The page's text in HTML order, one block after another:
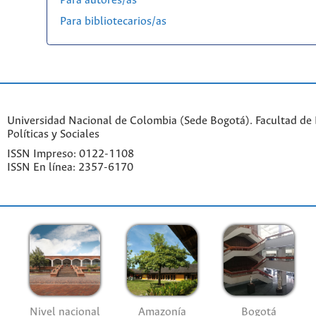
Para bibliotecarios/as
Universidad Nacional de Colombia (Sede Bogotá). Facultad de
Políticas y Sociales
ISSN Impreso: 0122-1108
ISSN En línea: 2357-6170
Nivel nacional Amazonía Bogotá